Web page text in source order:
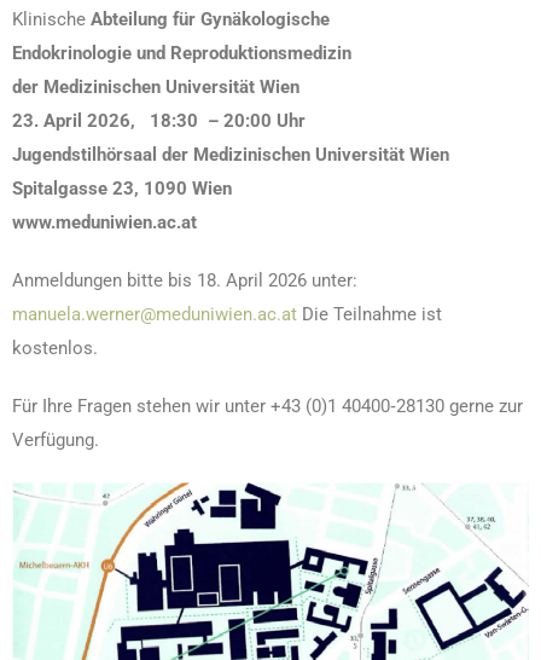
Klinische Abteilung für Gynäkologische
Endokrinologie und Reproduktionsmedizin
der Medizinischen Universität Wien
23. April 2026, 18:30 – 20:00 Uhr
Jugendstilhörsaal der Medizinischen Universität Wien
Spitalgasse 23, 1090 Wien
www.meduniwien.ac.at
Anmeldungen bitte bis 18. April 2026 unter:
manuela.werner@meduniwien.ac.at Die Teilnahme ist
kostenlos.
Für Ihre Fragen stehen wir unter +43 (0)1 40400‐28130 gerne zur
Verfügung.